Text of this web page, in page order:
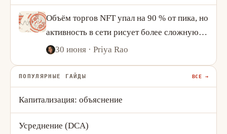
Объём торгов NFT упал на 90 % от пика, но
активность в сети рисует более сложную
картину
30 июня · Priya Rao
ПОПУЛЯРНЫЕ ГАЙДЫ ВСЕ →
Капитализация: объяснение
Усреднение (DCA)